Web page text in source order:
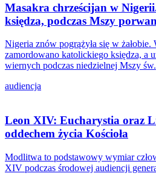
Masakra chrześcijan w
księdza, podczas Mszy
Nigeria znów pogrążyła się w żałobie.
zamordowano katolickiego księdza, a
wiernych podczas niedzielnej Mszy św.
audiencja
Leon XIV: Eucharystia oraz
oddechem życia Kościoła
Modlitwa to podstawowy wymiar
XIV podczas środowej audiencji